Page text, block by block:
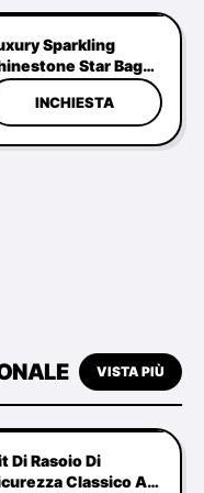
Sparkling
Star Bag
Keychain
Gold Plated
Pendant
Per Borse,
INCHIESTA
VISTA PIÙ
Di Rasoio Di
Classico A